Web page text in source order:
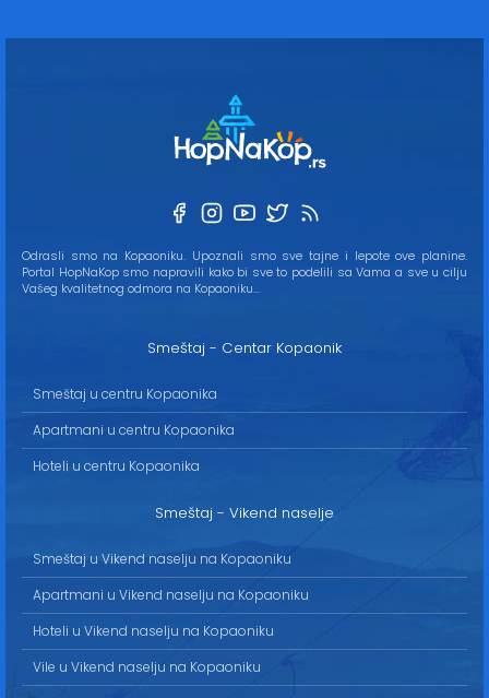
Odrasli smo na Kopaoniku. Upoznali smo sve tajne i lepote ove planine.
Portal HopNaKop smo napravili kako bi sve to podelili sa Vama a sve u cilju
Vašeg kvalitetnog odmora na Kopaoniku...
Smeštaj - Centar Kopaonik
Smeštaj u centru Kopaonika
Apartmani u centru Kopaonika
Hoteli u centru Kopaonika
Smeštaj - Vikend naselje
Smeštaj u Vikend naselju na Kopaoniku
Apartmani u Vikend naselju na Kopaoniku
Hoteli u Vikend naselju na Kopaoniku
Vile u Vikend naselju na Kopaoniku